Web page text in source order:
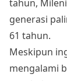
tahun,
generasi
61 tahun.
Meskipun
mengalami